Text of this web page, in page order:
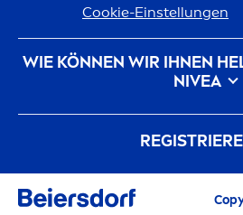
Cookie-Einstellungen
WIE KÖNNEN WIR IHNEN
NIVEA
Markenhistorie
Unsere Philosophie
Alle aktuellen Highlights,